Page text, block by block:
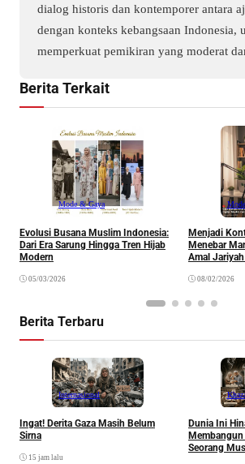
dialog historis dan kontemporer antara
dengan konteks kebangsaan Indonesia,
memperkuat pemikiran yang moderat
Berita Terkait
Mode & Gaya
Evolusi Busana Muslim Indonesia:
Dari Era Sarung Hingga Tren Hijab
Modern
05/03/2026
Menjadi
Menebar
Amal
08/02/2026
Berita Terbaru
Internasional
Ingat! Derita Gaza Masih Belum
Sirna
15 jam lalu
Dunia Ini
Seorang